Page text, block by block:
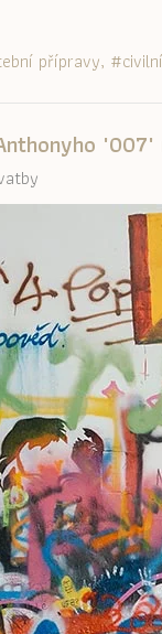
přípravy
"007"